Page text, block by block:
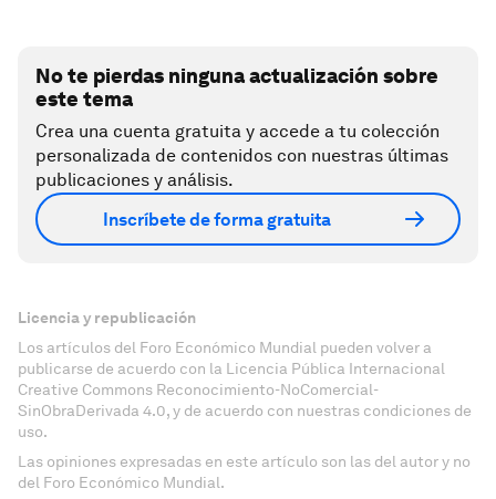
No te pierdas ninguna actualización sobre
este tema
Crea una cuenta gratuita y accede a tu colección
personalizada de contenidos con nuestras últimas
publicaciones y análisis.
Inscríbete de forma gratuita
Licencia y republicación
Los artículos del Foro Económico Mundial pueden volver a
publicarse de acuerdo con la Licencia Pública Internacional
Creative Commons Reconocimiento-NoComercial-
SinObraDerivada 4.0, y de acuerdo con nuestras condiciones de
uso.
Las opiniones expresadas en este artículo son las del autor y no
del Foro Económico Mundial.